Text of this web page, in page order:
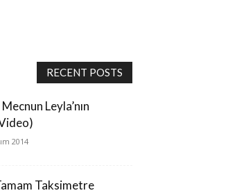
RECENT POSTS
Leyla’nın
2014
Taksimetre